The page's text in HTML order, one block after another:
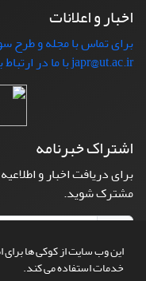
این وب سایت از کوکی ها برای
خدمات استفاده می کند.
اخبار و اعلانات
برای تماس با مجله و طرح
japr@ut.ac.ir با ما در ارتباط باشید.
اشتراک خبرنامه
برای دریافت اخبار و
مشترک شوید.